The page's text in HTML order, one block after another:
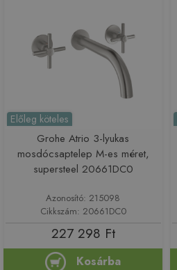
Előleg köteles
Grohe Atrio 3-lyukas
mosdócsaptelep M-es méret,
supersteel 20661DC0
Azonosító: 215098
Cikkszám: 20661DC0
227 298 Ft
Kosárba